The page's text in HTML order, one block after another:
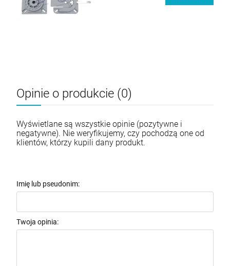
Opinie o produkcie (0)
Wyświetlane są wszystkie opinie (pozytywne i
negatywne). Nie weryfikujemy, czy pochodzą one od
klientów, którzy kupili dany produkt.
Imię lub pseudonim:
Twoja opinia: